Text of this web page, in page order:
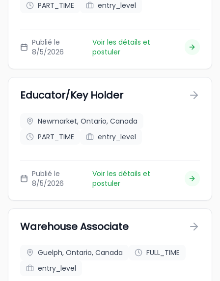
PART_TIME
entry_level
Publié le
8/5/2026
Voir les détails et
postuler
Educator/Key Holder
Newmarket, Ontario, Canada
PART_TIME
entry_level
Publié le
8/5/2026
Voir les détails et
postuler
Warehouse Associate
Guelph, Ontario, Canada
FULL_TIME
entry_level